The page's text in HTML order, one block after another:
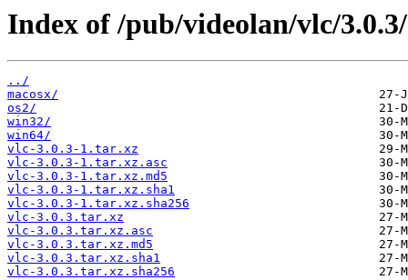
Index of /pub/videolan/vlc/3.0.3/
../
macosx/
os2/
win32/
win64/
vlc-3.0.3-1.tar.xz
vlc-3.0.3-1.tar.xz.asc
vlc-3.0.3-1.tar.xz.md5
vlc-3.0.3-1.tar.xz.sha1
vlc-3.0.3-1.tar.xz.sha256
vlc-3.0.3.tar.xz
vlc-3.0.3.tar.xz.asc
vlc-3.0.3.tar.xz.md5
vlc-3.0.3.tar.xz.sha1
vlc-3.0.3.tar.xz.sha256